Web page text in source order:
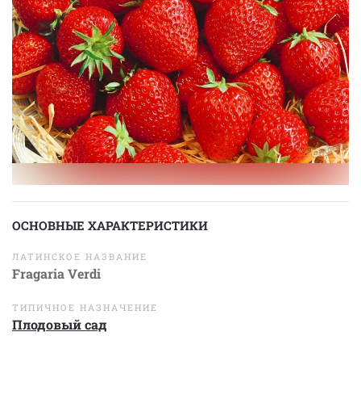
ОСНОВНЫЕ ХАРАКТЕРИСТИКИ
ЛАТИНСКОЕ НАЗВАНИЕ
Fragaria Verdi
ТИПИЧНОЕ НАЗНАЧЕНИЕ
Плодовый сад